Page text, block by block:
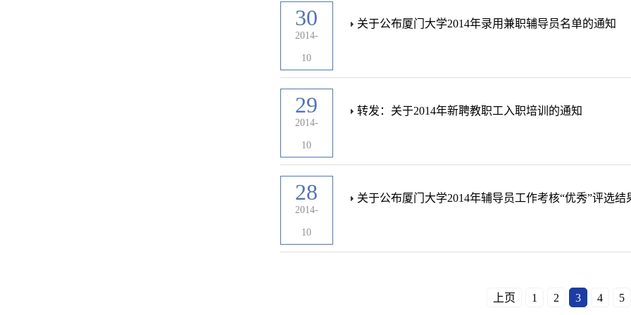
30
2014-
10
关于公布厦门大学2014年录用兼职辅导员名单的通知
29
2014-
10
转发：关于2014年新聘教职工入职培训的通知
28
2014-
10
关于公布厦门大学2014年辅导员工作考核“优秀”评选结
上页 1 2 3 4 5